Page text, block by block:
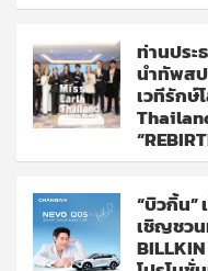
ท่านประ
นำทัพสป
เวทีรักษ์
“บิวกิ้น”
เชิญชวน